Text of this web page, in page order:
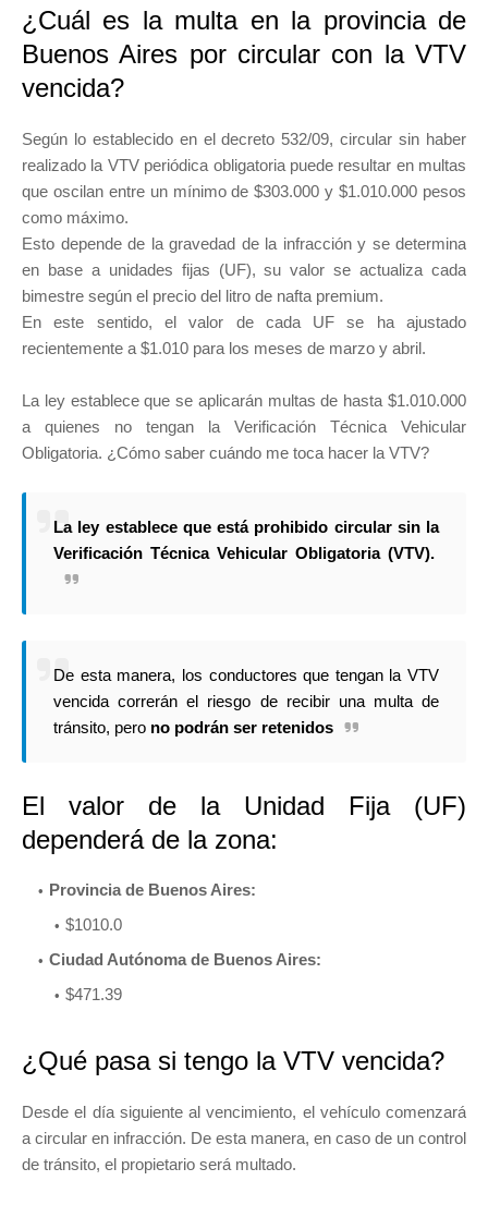
¿Cuál es la multa en la provincia de
Buenos Aires por circular con la VTV
vencida?
Según lo establecido en el decreto 532/09, circular sin haber
realizado la VTV periódica obligatoria puede resultar en multas
que oscilan entre un mínimo de $303.000 y $1.010.000 pesos
como máximo.
Esto depende de la gravedad de la infracción y se determina
en base a unidades fijas (UF), su valor se actualiza cada
bimestre según el precio del litro de nafta premium.
En este sentido, el valor de cada UF se ha ajustado
recientemente a $1.010 para los meses de marzo y abril.
La ley establece que se aplicarán multas de hasta $1.010.000
a quienes no tengan la Verificación Técnica Vehicular
Obligatoria. ¿Cómo saber cuándo me toca hacer la VTV?
La ley establece que está prohibido circular sin la
Verificación Técnica Vehicular Obligatoria (VTV).
De esta manera, los conductores que tengan la VTV
vencida correrán el riesgo de recibir una multa de
tránsito, pero no podrán ser retenidos
El valor de la Unidad Fija (UF)
dependerá de la zona:
Provincia de Buenos Aires:
$1010.0
Ciudad Autónoma de Buenos Aires:
$471.39
¿Qué pasa si tengo la VTV vencida?
Desde el día siguiente al vencimiento, el vehículo comenzará
a circular en infracción. De esta manera, en caso de un control
de tránsito, el propietario será multado.